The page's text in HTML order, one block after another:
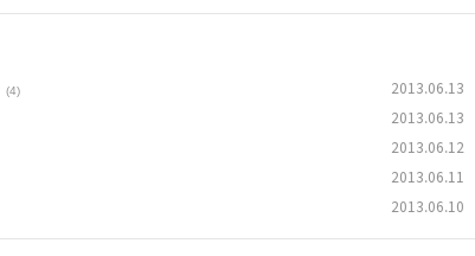
(4) 2013.06.13
2013.06.13
2013.06.12
2013.06.11
2013.06.10